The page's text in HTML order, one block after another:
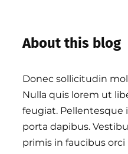
About this blog
Donec sollicitudin
Nulla quis lorem ut
feugiat. Pellentesque
porta dapibus.
primis in faucibus